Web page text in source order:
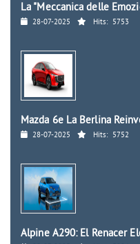
La "Meccanica delle
28-07-2025 Hits: 5753
Mazda 6e La Berlina
28-07-2025 Hits: 5752
Alpine A290: El Renacer